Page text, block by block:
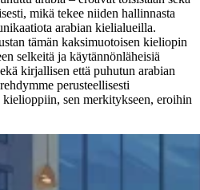
mikä tekee niiden hallinnasta
arabian kielialueilla.
tämän kaksimuotoisen kieliopin
selkeitä ja käytännönläheisiä
kirjallisen että puhutun arabian
perusteellisesti
kielioppiin, sen merkitykseen, eroihin